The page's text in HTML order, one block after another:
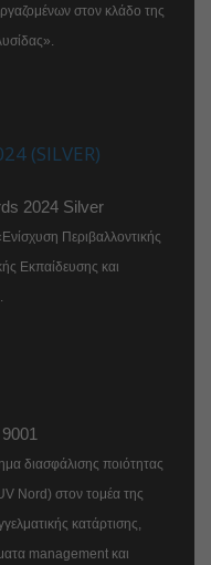
στον κλάδο της
(SILVER)
Περιβαλλοντικής
Εκπαίδευσης και
διασφάλισης ποιότητας
Nord) στον τομέα της
κατάρτισης,
management και